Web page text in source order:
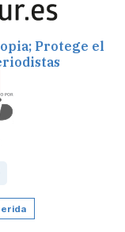
Protege el